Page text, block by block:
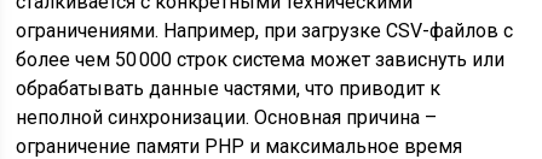
ограничениями. Например, при загрузке CSV-файлов с
более чем 50 000 строк система может зависнуть или
обрабатывать данные частями, что приводит к
неполной синхронизации. Основная причина –
ограничение памяти PHP и максимальное время